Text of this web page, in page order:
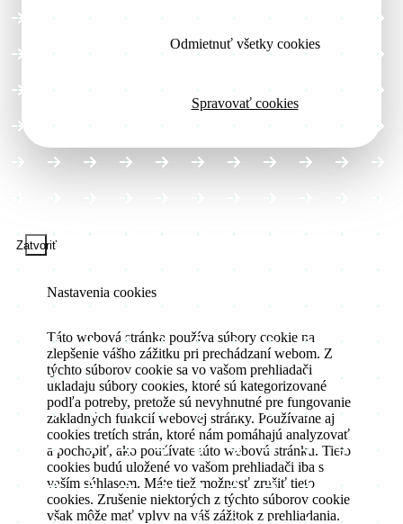
Odmietnuť všetky cookies
Spravovať cookies
Zatvoriť
Nastavenia cookies
Táto webová stránka používa súbory cookie na
zlepšenie vášho zážitku pri prechádzaní webom. Z
týchto súborov cookie sa vo vašom prehliadači
ukladajú súbory cookies, ktoré sú kategorizované
podľa potreby, pretože sú nevyhnutné pre fungovanie
základných funkcií webovej stránky. Používame aj
cookies tretích strán, ktoré nám pomáhajú analyzovať
a pochopiť, ako používate túto webovú stránku. Tieto
cookies budú uložené vo vašom prehliadači iba s
vaším súhlasom. Máte tiež možnosť zrušiť tieto
cookies. Zrušenie niektorých z týchto súborov cookie
však môže mať vplyv na váš zážitok z prehliadania.